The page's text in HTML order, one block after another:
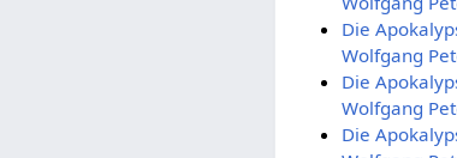
Die
Wolfgang
Die
Wolfgang
Die